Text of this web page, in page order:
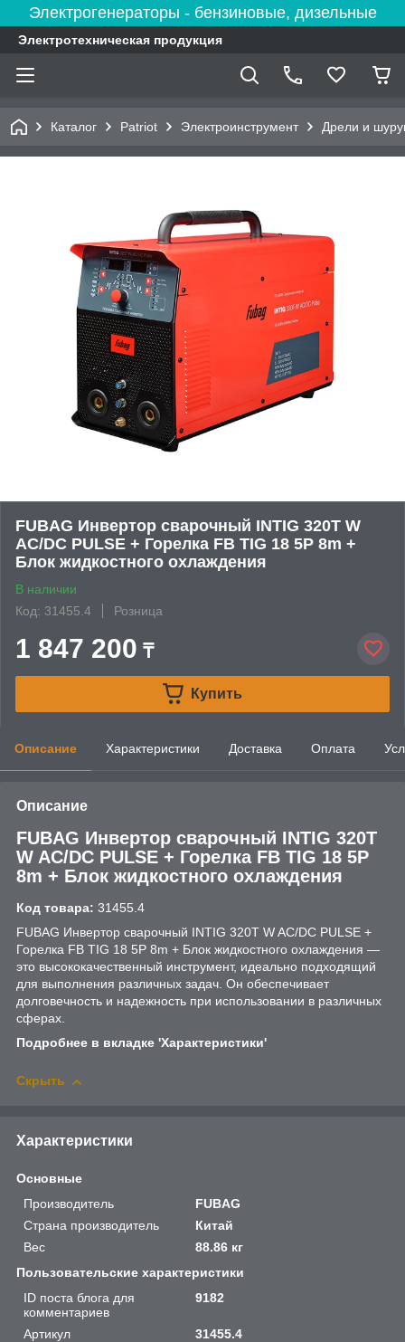
Электрогенераторы - бензиновые, дизельные
Электротехническая продукция
Каталог Patriot Электроинструмент Дрели и
FUBAG Инвертор сварочный INTIG 320T W
AC/DC PULSE + Горелка FB TIG 18 5P 8m +
Блок жидкостного охлаждения
В наличии
Код: 31455.4
Розница
1 847 200 ₸
Купить
Описание Характеристики Доставка Оплата
Описание
FUBAG Инвертор сварочный INTIG 320T
W AC/DC PULSE + Горелка FB TIG 18 5P
8m + Блок жидкостного охлаждения
Код товара: 31455.4
FUBAG Инвертор сварочный INTIG 320T W AC/DC PULSE +
Горелка FB TIG 18 5P 8m + Блок жидкостного охлаждения —
это высококачественный инструмент, идеально подходящий
для выполнения различных задач. Он обеспечивает
долговечность и надежность при использовании в различных
сферах.
Подробнее в вкладке 'Характеристики'
Скрыть
Характеристики
Основные
Производитель
FUBAG
Страна производитель
Китай
Вес
88.86 кг
Пользовательские характеристики
ID поста блога для
комментариев
9182
Артикул
31455.4